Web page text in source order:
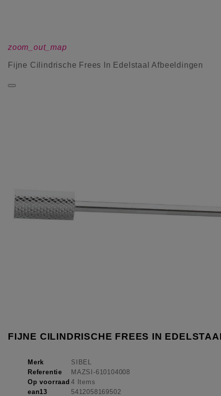
zoom_out_map
Fijne Cilindrische Frees In Edelstaal Afbeeldingen
FIJNE CILINDRISCHE FREES IN
Merk
SIBEL
Referentie
MAZSI-610104008
Op voorraad 4 Items
ean13
5412058169502